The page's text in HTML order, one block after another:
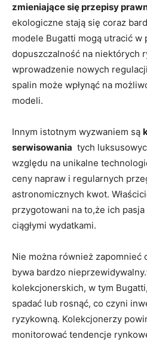
zmieniające się przepisy⁣
ekologiczne stają się coraz
modele Bugatti mogą utracić w
dopuszczalność na niektórych
wprowadzenie nowych
⁤spalin może wpłynąć na
modeli.
Innym istotnym wyzwaniem są
serwisowania
tych
względu na‌ unikalne
ceny‍ napraw ‌i regularnych
astronomicznych kwot.
przygotowani na to,że ich
ciągłymi wydatkami.
Nie można również zapomnieć
bywa bardzo⁢
kolekcjonerskich, w tym
spadać lub rosnąć, co czyni
ryzykowną. Kolekcjonerzy
monitorować tendencje